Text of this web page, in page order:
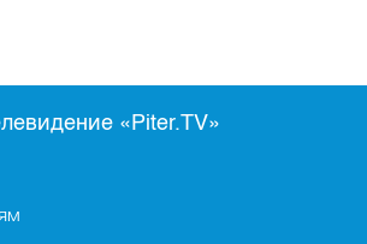
«Piter.TV»